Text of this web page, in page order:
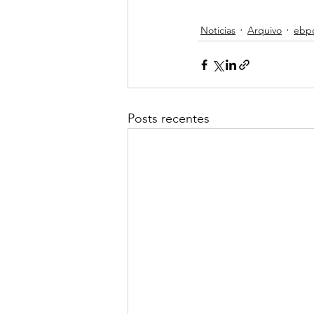
Noticias Arquivo
Posts recentes